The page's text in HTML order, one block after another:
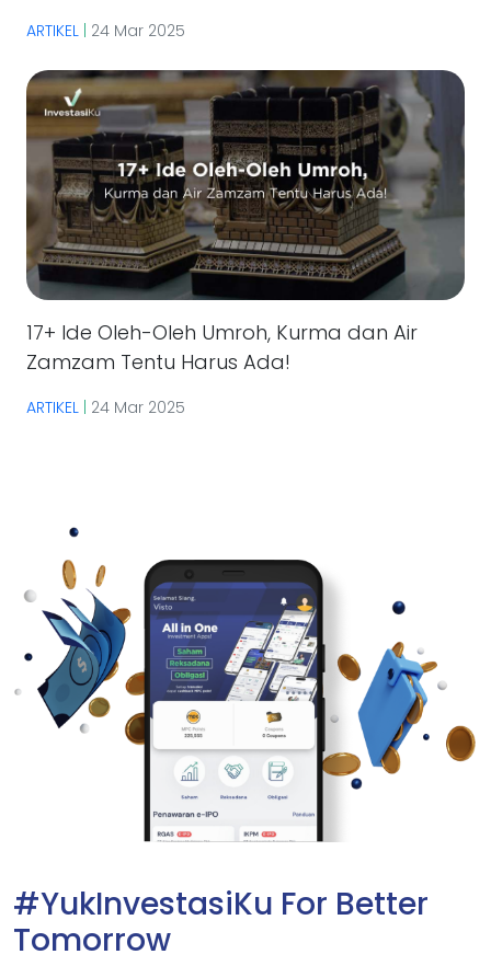
ARTIKEL | 24 Mar 2025
17+ Ide Oleh-Oleh Umroh, Kurma dan Air
Zamzam Tentu Harus Ada!
ARTIKEL 24 Mar 2025
#YukInvestasiKu For Better
Tomorrow